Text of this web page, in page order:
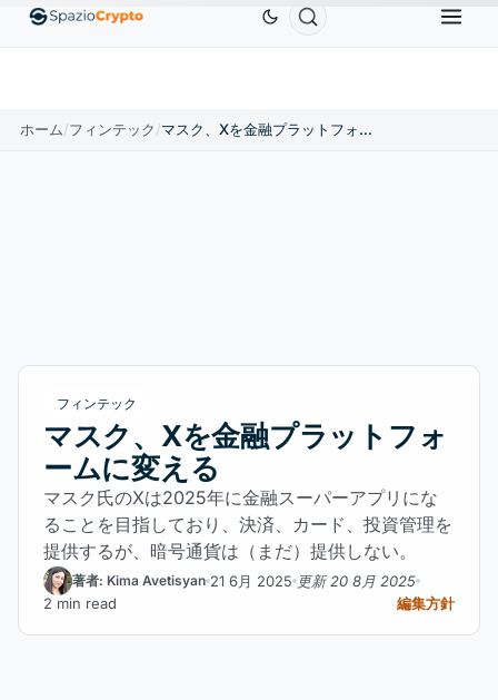
EthereumETH$1,880.58 Tether USDT BNBBNB
ホーム/フィンテック/ マスク、Xを金融プラットフォームに変える
フィンテック
マスク、Xを金融プラットフォ
ームに変える
マスク氏のXは2025年に金融スーパーアプリにな
ることを目指しており、決済、カード、投資管理を
提供するが、暗号通貨は（まだ）提供しない。
著者: Kima Avetisyan 21 6月 2025 更新 20 8月 2025
2 min read
編集方針